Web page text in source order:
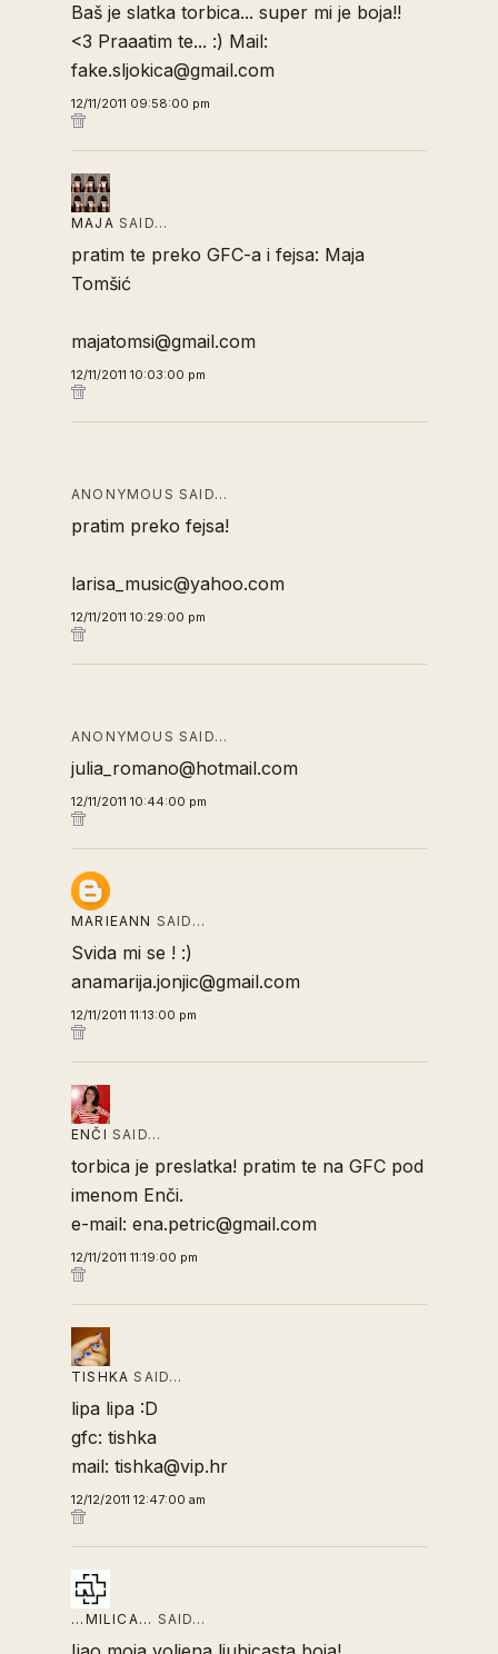
Baš je slatka torbica... super mi je boja!!
<3 Praaatim te... :) Mail:
fake.sljokica@gmail.com
12/11/2011 09:58:00 pm
MAJA SAID…
pratim te preko GFC-a i fejsa: Maja
Tomšić
majatomsi@gmail.com
12/11/2011 10:03:00 pm
ANONYMOUS SAID…
pratim preko fejsa!
larisa_music@yahoo.com
12/11/2011 10:29:00 pm
ANONYMOUS SAID…
julia_romano@hotmail.com
12/11/2011 10:44:00 pm
MARIEANN SAID…
Svida mi se ! :)
anamarija.jonjic@gmail.com
12/11/2011 11:13:00 pm
ENČI SAID…
torbica je preslatka! pratim te na GFC pod
imenom Enči.
e-mail: ena.petric@gmail.com
12/11/2011 11:19:00 pm
TISHKA SAID…
lipa lipa :D
gfc: tishka
mail: tishka@vip.hr
12/12/2011 12:47:00 am
...MILICA... SAID…